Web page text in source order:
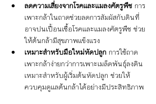
ลดความเสี่ยงจากโรคและแมลงศัตรูพืช การ
เพาะกล้าในถาดช่วยลดการสัมผัสกับดินที่
อาจปนเปื้อนเชื้อโรคและแมลงศัตรูพืช ช่วย
ให้ต้นกล้ามีสุขภาพแข็งแรง
เหมาะสำหรับมือใหม่หัดปลูก การใช้ถาด
เพาะกล้าง่ายกว่าการเพาะเมล็ดพันธุ์ลงดิน
เหมาะสำหรับผู้เริ่มต้นหัดปลูก ช่วยให้
ควบคุมดูแลต้นกล้าได้อย่างมีประสิทธิภาพ